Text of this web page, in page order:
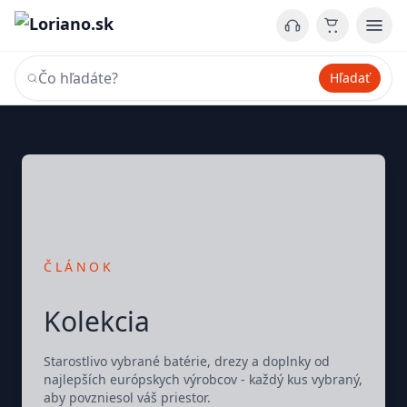
Hľadať
ČLÁNOK
Kolekcia
Starostlivo vybrané batérie, drezy a doplnky od
najlepších európskych výrobcov - každý kus vybraný,
aby povzniesol váš priestor.